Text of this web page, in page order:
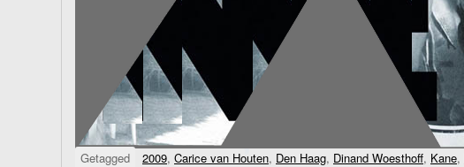
Getagged 2009, Carice van Houten, Den Haag, Dinand Woesthoff, Kane,